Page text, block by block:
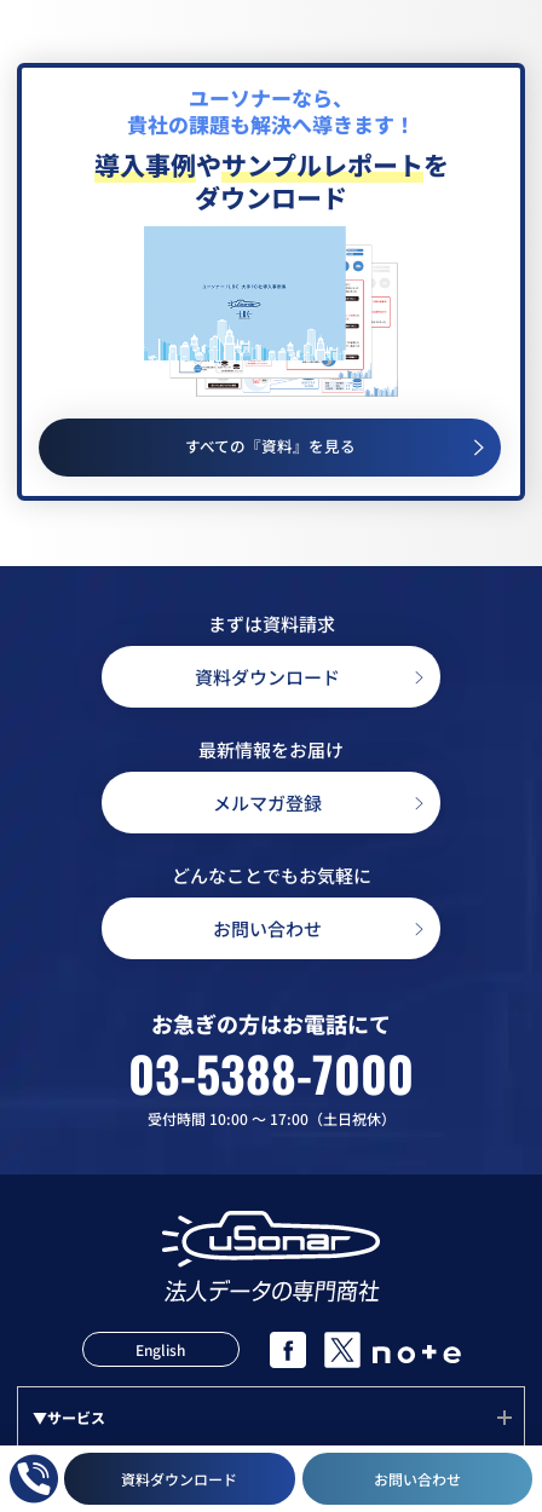
ユーソナーなら、
貴社の課題も解決へ導きます！
導入事例やサンプルレポートを
ダウンロード
すべての『資料』を見る
まずは資料請求
資料ダウンロード
最新情報をお届け
メルマガ登録
どんなことでもお気軽に
お問い合わせ
お急ぎの方はお電話にて
03-5388-7000
受付時間 10:00 〜 17:00（土日祝休）
English
▼サービス
サービス(ユーソナー)
▼活用方法
資料ダウンロード お問い合わせ